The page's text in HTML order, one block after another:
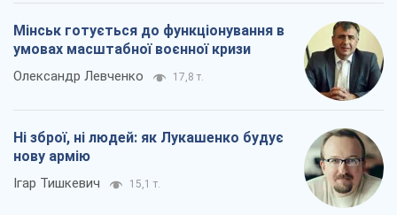
Мінськ готується до функціонування в
умовах масштабної воєнної кризи
Олександр Левченко 17,8 т.
Ні зброї, ні людей: як Лукашенко будує
нову армію
Ігар Тишкевич 15,1 т.